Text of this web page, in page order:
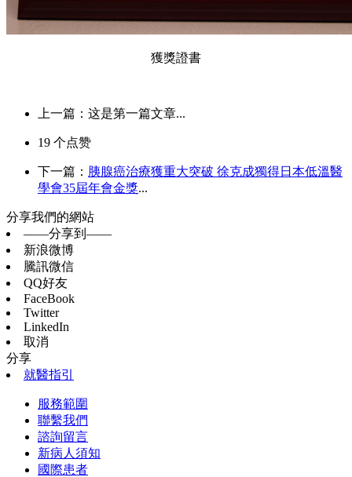
獲獎證書
上一篇：这是第一篇文章...
19 个点赞
下一篇： 胰腺癌治療獲重大突破 徐克成獨得日本低溫醫
學會35屆年會金獎...
分享我們的網站
——分享到——
新浪微博
騰訊微信
QQ好友
FaceBook
Twitter
LinkedIn
取消
分享
就醫指引
服務範圍
聯繫我們
諮詢留言
新病人須知
國際患者